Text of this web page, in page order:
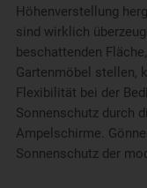
Höhenverstellung
sind wirklich
beschattenden
Gartenmöbel stellen,
Flexibilität bei der
Sonnenschutz durch
Ampelschirme.
Sonnenschutz der